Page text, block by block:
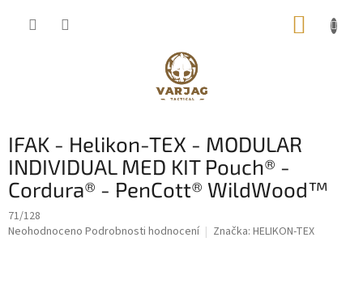
IFAK - Helikon-TEX - MODULAR
INDIVIDUAL MED KIT Pouch® -
Cordura® - PenCott® WildWood™
71/128
Průměrné
Neohodnoceno Podrobnosti hodnocení Značka: HELIKON-TEX